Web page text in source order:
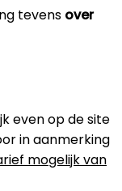
tevens over
even op de site
in aanmerking
mogelijk van